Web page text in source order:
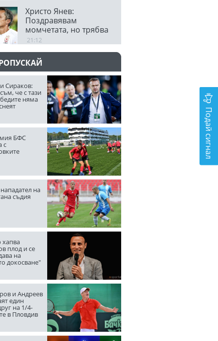
Христо Янев:
Поздравявам
момчетата, но трябва
да останем смирени
21:12
Сираков:
че с тази
няма
БФС
с
на
съдия
хапва
плод и се
на
докосване"
и Андреев
един
на 1/4-
в Пловдив
Подай сигнал